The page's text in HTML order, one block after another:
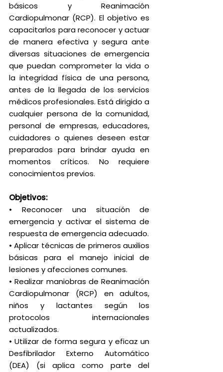
básicos y Reanimación
Cardiopulmonar (RCP). El objetivo es
capacitarlos para reconocer y actuar
de manera efectiva y segura ante
diversas situaciones de emergencia
que puedan comprometer la vida o
la integridad física de una persona,
antes de la llegada de los servicios
médicos profesionales. Está dirigido a
cualquier persona de la comunidad,
personal de empresas, educadores,
cuidadores o quienes deseen estar
preparados para brindar ayuda en
momentos críticos. No requiere
conocimientos previos.
Objetivos:
• Reconocer una situación de
emergencia y activar el sistema de
respuesta de emergencia adecuado.
• Aplicar técnicas de primeros auxilios
básicas para el manejo inicial de
lesiones y afecciones comunes.
• Realizar maniobras de Reanimación
Cardiopulmonar (RCP) en adultos,
niños y lactantes según los
protocolos internacionales
actualizados.
• Utilizar de forma segura y eficaz un
Desfibrilador Externo Automático
(DEA) (si aplica como parte del